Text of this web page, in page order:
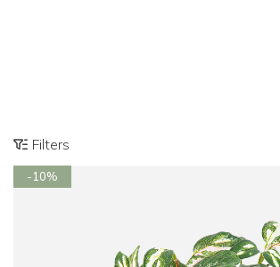
Filters
-10%